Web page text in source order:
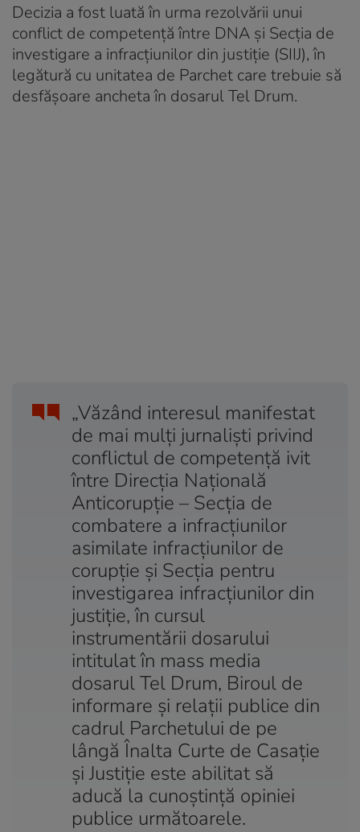
Decizia a fost luată în urma rezolvării unui
conflict de competenţă între DNA şi Secţia de
investigare a infracţiunilor din justiţie (SIIJ), în
legătură cu unitatea de Parchet care trebuie să
desfăşoare ancheta în dosarul Tel Drum.
„Văzând interesul manifestat
de mai mulţi jurnalişti privind
conflictul de competenţă ivit
între Direcţia Naţională
Anticorupţie – Secţia de
combatere a infracţiunilor
asimilate infracţiunilor de
corupţie şi Secţia pentru
investigarea infracţiunilor din
justiţie, în cursul
instrumentării dosarului
intitulat în mass media
dosarul Tel Drum, Biroul de
informare şi relaţii publice din
cadrul Parchetului de pe
lângă Înalta Curte de Casaţie
şi Justiţie este abilitat să
aducă la cunoştinţă opiniei
publice următoarele.